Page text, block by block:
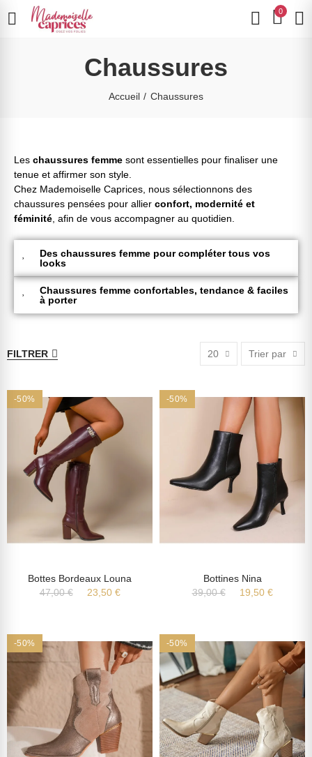
0
Chaussures
Accueil Chaussures
Les chaussures femme sont essentielles pour finaliser une
tenue et affirmer son style.
Chez Mademoiselle Caprices, nous sélectionnons des
chaussures pensées pour allier confort, modernité et
féminité , afin de vous accompagner au quotidien.
Des chaussures femme pour compléter tous vos
looks
Chaussures femme confortables, tendance & faciles
à porter
FILTRER 20 Trier par
-50%
Bottes Bordeaux Louna
47,00 €
23,50 €
-50%
Bottines Nina
39,00 €
19,50 €
-50% -50%